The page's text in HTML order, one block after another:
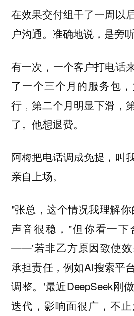
在效果交付组干了一周以
户沟通。准确地说，是旁听
有一次，一个客户打电话
了一个三个月的服务包
行，第二个月明显下滑，
了。他想退费。
阿梅把电话调成免提，叫
亲自上场。
"张总，这个情况我理解
声音很稳，"但你看一下
——'若非乙方原因致使效
承担责任，例如AI搜索平
调整。'最近DeepSeek刚
迭代，影响面很广，不